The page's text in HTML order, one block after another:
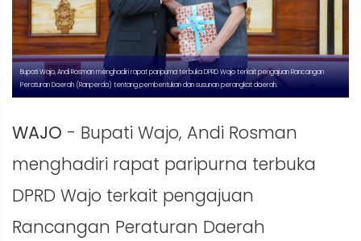
Bupati Wajo, Andi Rosman menghadiri rapat paripurna terbuka DPRD Wajo terkait pengajuan Rancangan
Peraturan Daerah (Ranperda) tentang pembentukan dan susunan perangkat daerah.
WAJO - Bupati Wajo, Andi Rosman
menghadiri rapat paripurna terbuka
DPRD Wajo terkait pengajuan
Rancangan Peraturan Daerah